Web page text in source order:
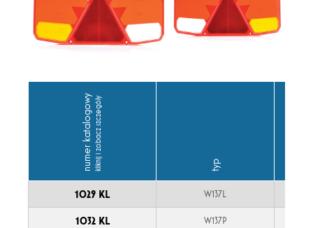
numer katalogowykliknij i zobacz szczegóły typ
1029 KL W137L
1032 KL W137P